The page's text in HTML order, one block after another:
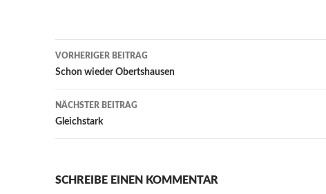
Beitrags-
Navigation
VORHERIGER BEITRAG
Schon wieder Obertshausen
NÄCHSTER BEITRAG
Gleichstark
SCHREIBE EINEN KOMMENTAR